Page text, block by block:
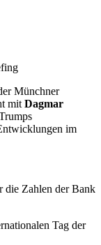
Münchner
mit Dagmar
im
die Zahlen der Bank
Tag der